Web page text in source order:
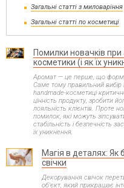
Загальні статті з миловаріння
Загальні статті по косметиці
Помилки новачків
косметики (і як їх
Аромат — це перше, що
Саме тому правильний вибір
handmade-косметиці
цінність продукту, зробити
лояльність клієнтів. Проте
помилок, які можуть
стабільність і безпечність
їх уникнення.
Магія в деталях: Як
свічки
Декорування свічок
об'єкт, який прикрашає